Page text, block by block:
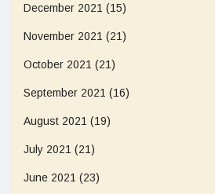
December 2021 (15)
November 2021 (21)
October 2021 (21)
September 2021 (16)
August 2021 (19)
July 2021 (21)
June 2021 (23)